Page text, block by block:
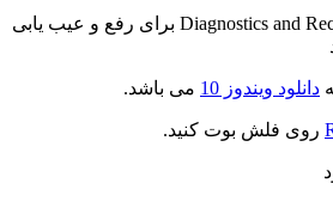
6 - ابزار Diagnostics and Recovery Toolset 10 برای رفع و عیب یابی
ویندوز 10 می باشد.
فلش بوت کنید.